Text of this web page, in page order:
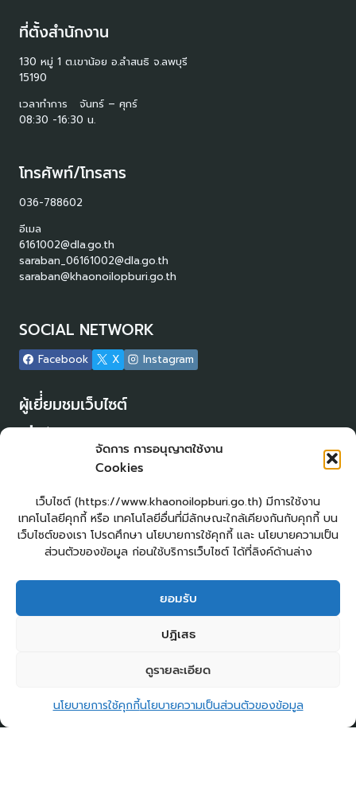
จัดการ การอนุญาตใช้งาน
Cookies
เว็บไซต์ (https://www.khaonoilopburi.go.th) มีการใช้งาน
เทคโนโลยีคุกกี้ หรือ เทคโนโลยีอื่นที่มีลักษณะใกล้เคียงกันกับคุกกี้ บน
เว็บไซต์ของเรา โปรดศึกษา นโยบายการใช้คุกกี้ และ นโยบายความเป็น
ส่วนตัวของข้อมูล ก่อนใช้บริการเว็บไซต์ ได้ที่ลิงค์ด้านล่าง
ยอมรับ
ปฏิเสธ
ดูรายละเอียด
นโยบายการใช้คุกกี้นโยบายความเป็นส่วนตัวของข้อมูล
ที่ตั้งสำนักงาน
130 หมู่ 1 ต.เขาน้อย อ.ลำสนธิ จ.ลพบุรี
15190
เวลาทำการ จันทร์ – ศุกร์
08:30 -16:30 น.
โทรศัพท์/โทรสาร
036-788602
อีเมล
6161002@dla.go.th
saraban_06161002@dla.go.th
saraban@khaonoilopburi.go.th
SOCIAL NETWORK
Facebook X Instagram
ผู้เยี่่ยมชมเว็บไซต์
แผนผังเว็บไซต์
จัดทำเว็บไซต์
LopburiWebDesign.com
ยื่นแบบคำร้องทั่วไปออนไลน์
ศูนย์ข้อมูลข่าวสาร อบต.เขาน้อย